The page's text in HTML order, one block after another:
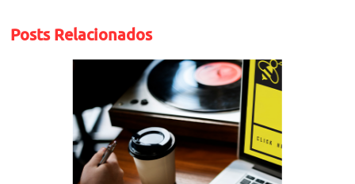
Posts Relacionados